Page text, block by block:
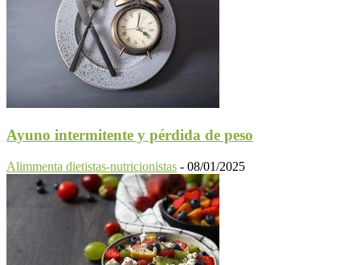
Ayuno intermitente y pérdida de peso
Alimmenta dietistas-nutricionistas - 08/01/2025